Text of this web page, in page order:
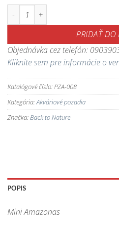
množstvo Akváriové pozadie Mini
PRIDAŤ DO
Objednávka cez telefón:
Kliknite sem pre informácie o
Katalógové číslo:PZA-008
Kategória:Akváriové pozadia
Značka:Back to Nature
POPIS
Mini Amazonas